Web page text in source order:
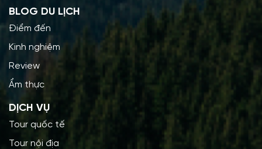
BLOG DU LỊCH
Điểm đến
Kinh nghiệm
Review
Ẩm thực
DỊCH VỤ
Tour quốc tế
Tour nội địa